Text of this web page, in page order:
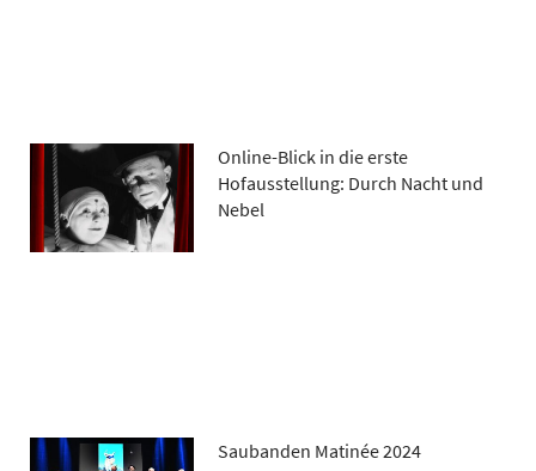
Online-Blick in die erste
Hofausstellung: Durch Nacht und
Nebel
Saubanden Matinée 2024